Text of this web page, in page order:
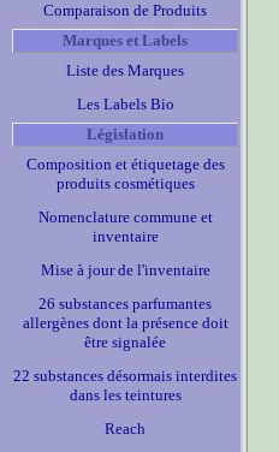
Comparaison de Produits
Marques et Labels
Liste des Marques
Les Labels Bio
Législation
Composition et étiquetage des
produits cosmétiques
Nomenclature commune et
inventaire
Mise à jour de l'inventaire
26 substances parfumantes
allergènes dont la présence doit
être signalée
22 substances désormais interdites
dans les teintures
Reach